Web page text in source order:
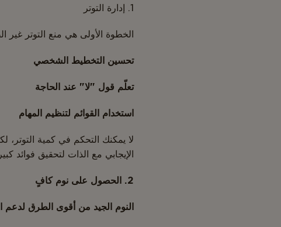
1. إدارة التوتر
الخطوة الأولى هي منع التوتر غير
تحسين التخطيط الشخصي
تعلّم قول "لا" عند الحاجة
استخدام القوائم لتنظيم المهام
لا يمكنك التحكم في كمية التوتر،
الإيجابي مع الذات لتحقيق فوائد
2. الحصول على نوم كافٍ
النوم الجيد من أقوى الطرق لدعم المناعة.